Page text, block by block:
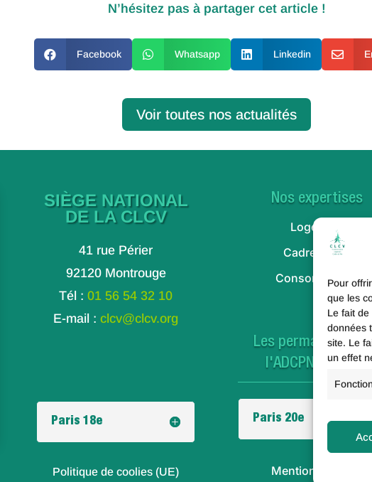
Pour
que les
Le fait
données
site. Le
un effet
N’hésitez pas à partager cet article !
 Facebook  Whatsapp  Linkedin 
Voir toutes nos actualités
SIÈGE NATIONAL
DE LA CLCV
41 rue Périer
92120 Montrouge
Tél :01 56 54 32 10
E-mail :clcv@clcv.org
Paris 18e
Politique de coolies (UE)
Nos expertises
Logement
Cadre de vie
Consommation
Les permanences
l'ADCPNE à Paris
Paris 20e
Mentions légales